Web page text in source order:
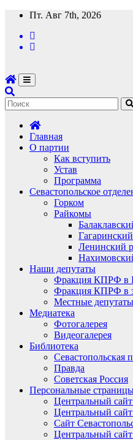
Перейти
содержимому
Пт. Авг 7th, 2026
Главная
О партии
Как вступить
Устав
Программа
Севастопольское
Горком
Райкомы
Ленинский
Наши депутаты
Фракция КПРФ в
Фракция КПРФ в
Местные депутаты
Медиатека
Фотогалерея
Видеогалерея
Библиотека
Севастопольская
Правда
Советская Россия
Персональные
Центральный
Центральный
Сайт
Центральный сайт